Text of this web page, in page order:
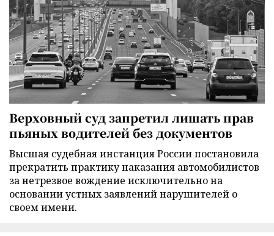
Верховный суд запретил лишать прав
пьяных водителей без документов
Высшая судебная инстанция России постановила
прекратить практику наказания автомобилистов
за нетрезвое вождение исключительно на
основании устных заявлений нарушителей о
своем имени.